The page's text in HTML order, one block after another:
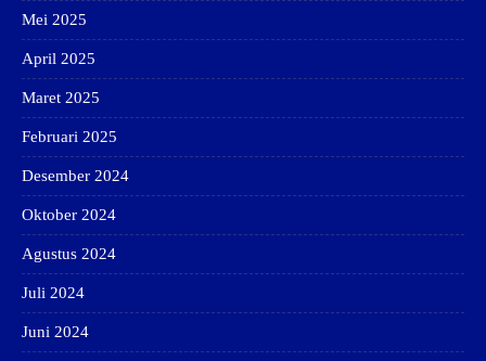
Mei 2025
April 2025
Maret 2025
Februari 2025
Desember 2024
Oktober 2024
Agustus 2024
Juli 2024
Juni 2024